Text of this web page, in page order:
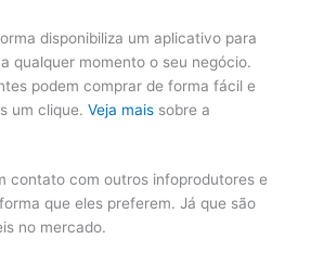
disponibiliza um aplicativo para
qualquer momento o seu negócio.
podem comprar de forma fácil e
um clique.Veja mais sobre a
contato com outros infoprodutores e
que eles preferem. Já que são
no mercado.